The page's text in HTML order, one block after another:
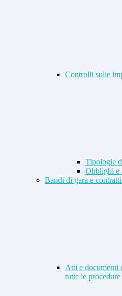
Controlli sulle
Tipologie
Obblighi e
Bandi di gara e contratti
Atti e documenti
tutte le procedure